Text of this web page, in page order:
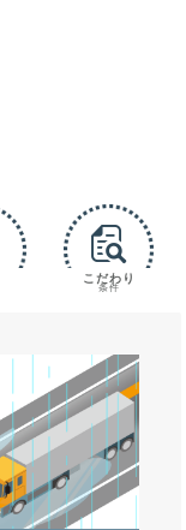
こだわり
条件